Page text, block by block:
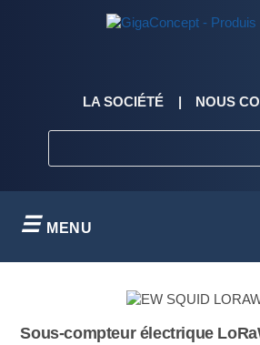
LA SOCIÉTÉ NOUS
MENU
Sous-compteur électrique